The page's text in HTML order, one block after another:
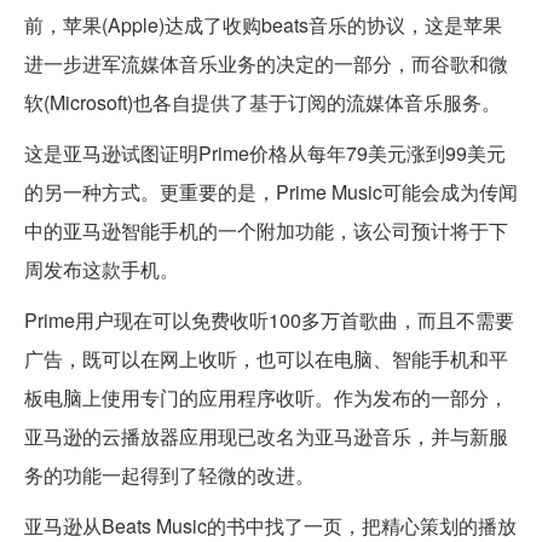
前，苹果(Apple)达成了收购beats音乐的协议，这是苹果
进一步进军流媒体音乐业务的决定的一部分，而谷歌和微
软(Microsoft)也各自提供了基于订阅的流媒体音乐服务。
这是亚马逊试图证明Prime价格从每年79美元涨到99美元
的另一种方式。更重要的是，Prime Music可能会成为传闻
中的亚马逊智能手机的一个附加功能，该公司预计将于下
周发布这款手机。
Prime用户现在可以免费收听100多万首歌曲，而且不需要
广告，既可以在网上收听，也可以在电脑、智能手机和平
板电脑上使用专门的应用程序收听。作为发布的一部分，
亚马逊的云播放器应用现已改名为亚马逊音乐，并与新服
务的功能一起得到了轻微的改进。
亚马逊从Beats Music的书中找了一页，把精心策划的播放